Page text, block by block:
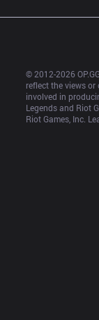
© 2012-2026
reflect the views
involved in
Legends and Riot
Riot Games, Inc.